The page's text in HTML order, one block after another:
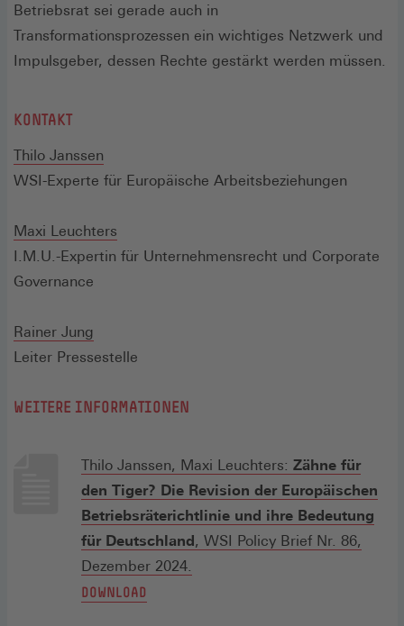
Betriebsrat sei gerade auch in
Transformationsprozessen ein wichtiges Netzwerk und
Impulsgeber, dessen Rechte gestärkt werden müssen.
KONTAKT
Thilo Janssen
in
neuen
Fenster)
WSI-Experte für Europäische Arbeitsbeziehungen
Maxi Leuchters
in
I.M.U.-Expertin für Unternehmensrecht und Corporate
Governance
Rainer Jung
in
neuen
Leiter Pressestelle
WEITERE INFORMATIONEN
Thilo Janssen, Maxi Leuchters: Zähne für
den Tiger? Die Revision der Europäischen
Betriebsräterichtlinie und ihre Bedeutung
für Deutschland, WSI Policy Brief Nr. 86,
Dezember 2024.
DOWNLOAD